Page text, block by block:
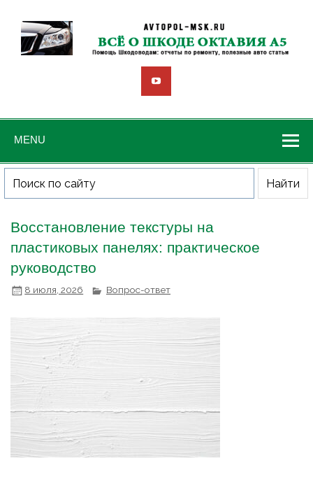
MENU
Восстановление текстуры на
пластиковых панелях: практическое
руководство
8 июля, 2026 Вопрос-ответ